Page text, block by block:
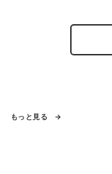
もっと見る